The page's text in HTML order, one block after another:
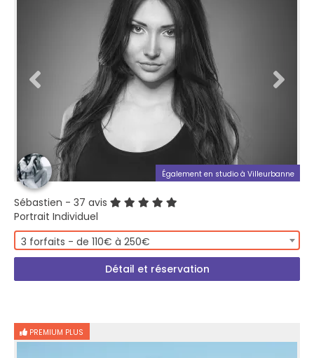
Également en studio à Villeurbanne
Sébastien - 37 avis
Portrait Individuel
3 forfaits - de 110€ à 250€
Détail et réservation
PREMIUM PLUS